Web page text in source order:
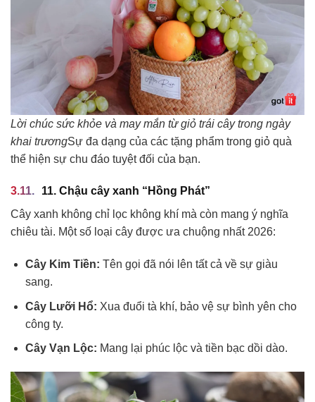
Lời chúc sức khỏe và may mắn từ giỏ trái cây trong ngày
khai trươngSự đa dạng của các tặng phẩm trong giỏ quà
thể hiện sự chu đáo tuyệt đối của bạn.
11. Chậu cây xanh “Hồng Phát”
Cây xanh không chỉ lọc không khí mà còn mang ý nghĩa
chiêu tài. Một số loại cây được ưa chuộng nhất 2026:
Cây Kim Tiền: Tên gọi đã nói lên tất cả về sự giàu
sang.
Cây Lưỡi Hổ: Xua đuổi tà khí, bảo vệ sự bình yên cho
công ty.
Cây Vạn Lộc: Mang lại phúc lộc và tiền bạc dồi dào.